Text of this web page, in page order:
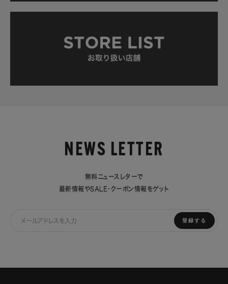
NEWS LETTER
無料ニュースレターで
最新情報やSALE・クーポン情報をゲット
登録する